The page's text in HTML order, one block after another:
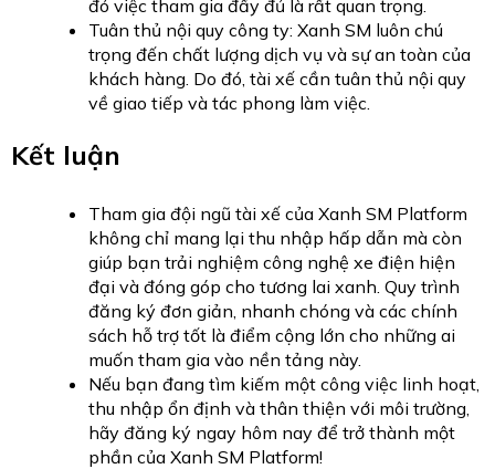
đó việc tham gia đầy đủ là rất quan trọng.
Tuân thủ nội quy công ty: Xanh SM luôn chú
trọng đến chất lượng dịch vụ và sự an toàn của
khách hàng. Do đó, tài xế cần tuân thủ nội quy
về giao tiếp và tác phong làm việc.
Kết luận
Tham gia đội ngũ tài xế của Xanh SM Platform
không chỉ mang lại thu nhập hấp dẫn mà còn
giúp bạn trải nghiệm công nghệ xe điện hiện
đại và đóng góp cho tương lai xanh. Quy trình
đăng ký đơn giản, nhanh chóng và các chính
sách hỗ trợ tốt là điểm cộng lớn cho những ai
muốn tham gia vào nền tảng này.
Nếu bạn đang tìm kiếm một công việc linh hoạt,
thu nhập ổn định và thân thiện với môi trường,
hãy đăng ký ngay hôm nay để trở thành một
phần của Xanh SM Platform!